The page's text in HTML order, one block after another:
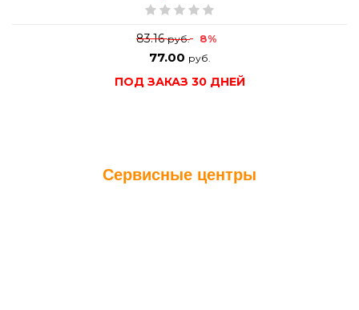
83.16руб. 8%
77.00 руб.
ПОД ЗАКАЗ 30 ДНЕЙ
Сервисные центры